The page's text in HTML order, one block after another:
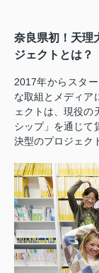
奈良県初！天理
ジェクトとは？
2017年からスタ
な取組とメディア
ェクトは、現役の
シップ」を通じて
決型のプロジェク